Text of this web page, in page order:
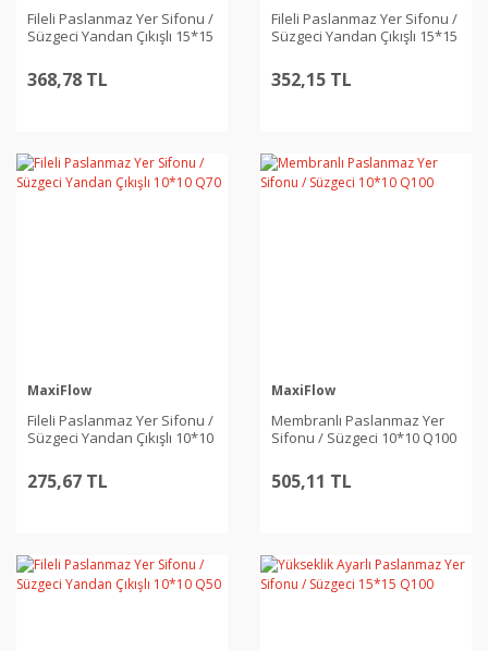
Fileli Paslanmaz Yer Sifonu /
Süzgeci Yandan Çıkışlı 15*15
368,78 TL
Fileli Paslanmaz Yer Sifonu /
Süzgeci Yandan Çıkışlı 15*15
352,15 TL
MaxiFlow
Fileli Paslanmaz Yer Sifonu /
Süzgeci Yandan Çıkışlı 10*10
275,67 TL
MaxiFlow
Membranlı Paslanmaz Yer
Sifonu / Süzgeci 10*10 Q100
505,11 TL